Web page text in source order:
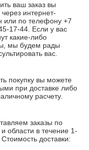
ваш заказ вы
интернет-
или по телефону +7
17-44. Если у вас
какие-либо
мы будем рады
вас.
покупку вы можете
при доставке либо
расчету.
заказы по
области в течение 1-
доставки: